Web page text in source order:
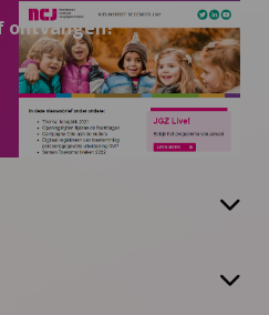
ontvangen?